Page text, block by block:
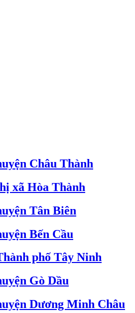
Châu Thành
xã Hòa Thành
Tân Biên
Bến Cầu
phố Tây Ninh
Gò Dầu
Dương Minh Châu